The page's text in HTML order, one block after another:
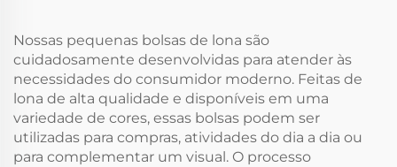
para Presente
Nossas pequenas bolsas de lona são
cuidadosamente desenvolvidas para atender às
necessidades do consumidor moderno. Feitas de
lona de alta qualidade e disponíveis em uma
variedade de cores, essas bolsas podem ser
utilizadas para compras, atividades do dia a dia ou
para complementar um visual. O processo